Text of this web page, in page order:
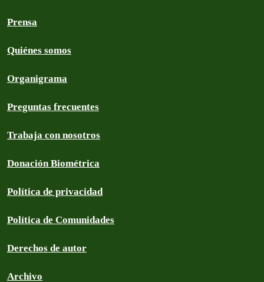
Prensa
Quiénes somos
Organigrama
Preguntas frecuentes
Trabaja con nosotros
Donación Biométrica
Política de privacidad
Política de Comunidades
Derechos de autor
Archivo